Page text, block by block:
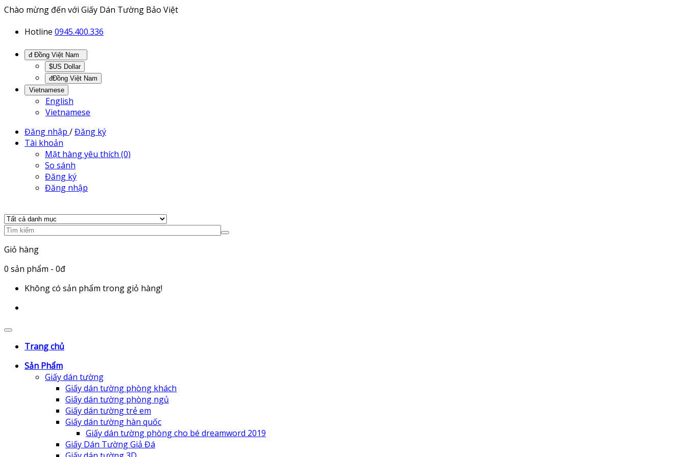
Chào mừng đến với Giấy Dán Tường Bảo Việt
Hotline 0945.400.336
$US Dollar
đĐồng Việt Nam
Vietnamese
English
Vietnamese
Đăng nhập /Đăng ký
Tài khoản
Mặt hàng yêu thích (0)
So sánh
Đăng ký
Đăng nhập
Giỏ hàng
0 sản phẩm - 0đ
Không có sản phẩm trong giỏ hàng!
Trang chủ
Sản Phẩm
Giấy dán tường
Giấy dán tường phòng khách
Giấy dán tường phòng ngủ
Giấy dán tường trẻ em
Giấy dán tường hàn quốc
Giấy dán tường phòng cho bé dreamword 2019
Giấy Dán Tường Giả Đá